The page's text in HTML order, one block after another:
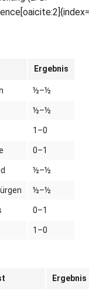
Ergebnis
½–½
½–½
1–0
0–1
½–½
½–½
0–1
1–0
Ergebnis